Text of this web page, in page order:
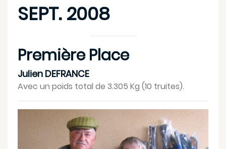
SEPT. 2008
Première Place
Julien DEFRANCE
Avec un poids total de 3.305 Kg (10 truites).